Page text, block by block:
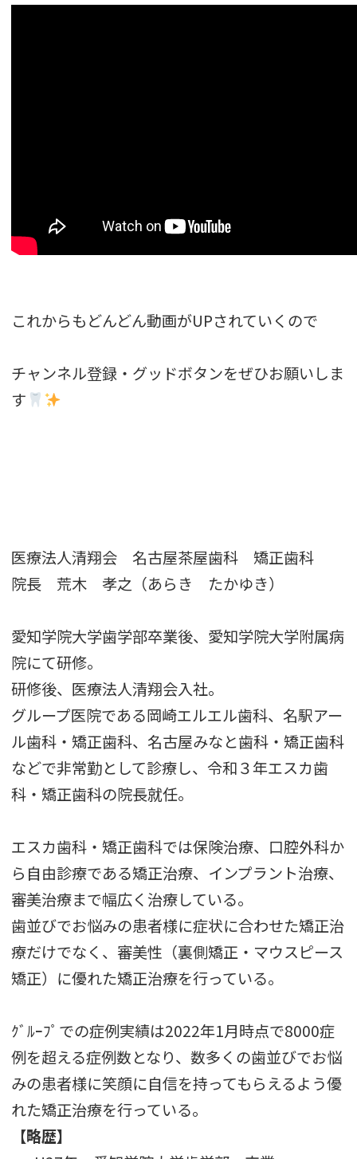
これからもどんどん動画がUPされていくので
チャンネル登録・グッドボタンをぜひお願いしま
す
医療法人清翔会 名古屋茶屋歯科 矯正歯科
院長 荒木 孝之（あらき たかゆき）
愛知学院大学歯学部卒業後、愛知学院大学附属病
院にて研修。
研修後、医療法人清翔会入社。
グループ医院である岡崎エルエル歯科、名駅アー
ル歯科・矯正歯科、名古屋みなと歯科・矯正歯科
などで非常勤として診療し、令和３年エスカ歯
科・矯正歯科の院長就任。
エスカ歯科・矯正歯科では保険治療、口腔外科か
ら自由診療である矯正治療、インプラント治療、
審美治療まで幅広く治療している。
歯並びでお悩みの患者様に症状に合わせた矯正治
療だけでなく、審美性（裏側矯正・マウスピース
矯正）に優れた矯正治療を行っている。
ｸﾞﾙｰﾌﾟでの症例実績は2022年1月時点で8000症
例を超える症例数となり、数多くの歯並びでお悩
みの患者様に笑顔に自信を持ってもらえるよう優
れた矯正治療を行っている。
【略歴】